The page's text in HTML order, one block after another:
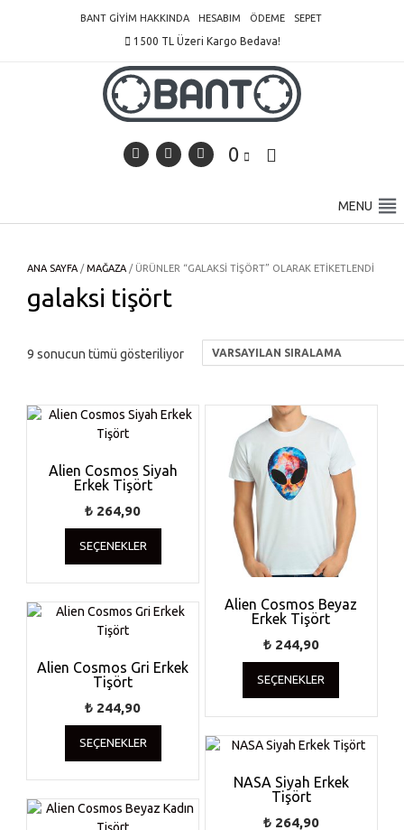
BANT GIYIM HAKKINDA HESABIM ÖDEME SEPET
1500 TL Üzeri Kargo Bedava!
0
MENU
ANA SAYFA /MAĞAZA / ÜRÜNLER “GALAKSI TIŞÖRT” OLARAK ETIKETLENDI
galaksi tişört
9 sonucun tümü gösteriliyor
Alien Cosmos Siyah
Erkek Tişört
₺ 264,90
SEÇENEKLER
Bu
birden
fazla
varyasyonu
ürün
Alien Cosmos Beyaz
Erkek Tişört
₺244,90
SEÇENEKLER
Bu
birden
fazla
varyasyonu
Seçenekler
Alien Cosmos Gri Erkek
Tişört
₺ 244,90
SEÇENEKLER
Bu
birden
fazla
varyasyonu
NASA Siyah Erkek
Tişört
₺264,90